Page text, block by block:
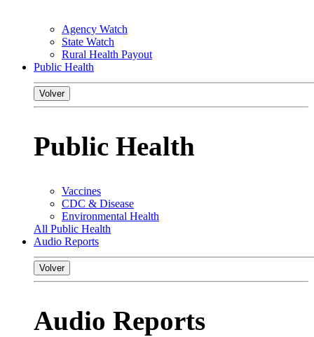
Agency Watch
State Watch
Rural Health Payout
Public Health
Volver
Public Health
Vaccines
CDC & Disease
Environmental Health
All Public Health
Audio Reports
Volver
Audio Reports